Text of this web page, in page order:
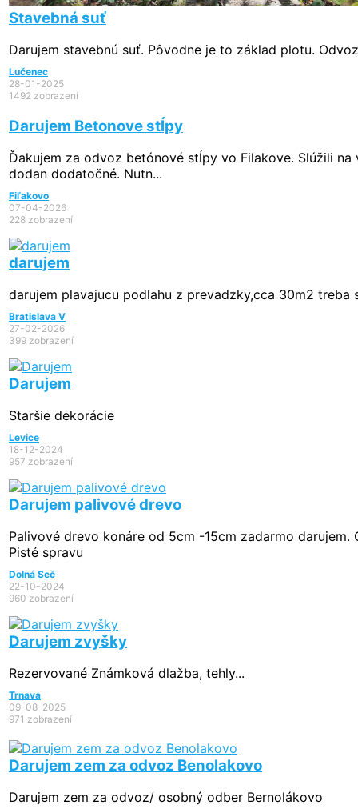
Stavebná suť
Darujem stavebnú suť. Pôvodne je to základ plotu.
Lučenec
28-01-2025
1492 zobrazení
Darujem Betonove stĺpy
Ďakujem za odvoz betónové stĺpy vo Filakove. Slúžili
dodan dodatočné. Nutn...
Fiľakovo
07-04-2026
228 zobrazení
darujem
darujem plavajucu podlahu z prevadzky,cca 30m2 treba
Bratislava V
27-02-2026
399 zobrazení
Darujem
Staršie dekorácie
Levice
18-12-2024
957 zobrazení
Darujem palivové drevo
Palivové drevo konáre od 5cm -15cm zadarmo darujem.
Pisté spravu
Dolná Seč
22-10-2024
960 zobrazení
Darujem zvyšky
Rezervované Známková dlažba, tehly...
Trnava
09-08-2025
971 zobrazení
Darujem zem za odvoz Benolakovo
Darujem zem za odvoz/ osobný odber Bernolákovo